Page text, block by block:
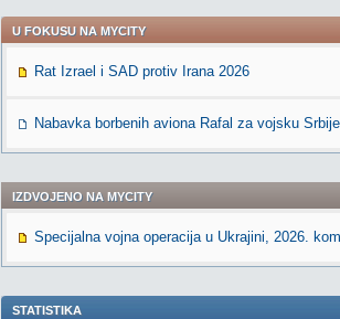
U FOKUSU NA MYCITY
Rat Izrael i SAD protiv Irana 2026
Nabavka borbenih aviona Rafal za vojsku Srbije
IZDVOJENO NA MYCITY
Specijalna vojna operacija u Ukrajini, 2026.
STATISTIKA